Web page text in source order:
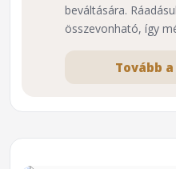
beváltására.
összevonható, így
Tovább